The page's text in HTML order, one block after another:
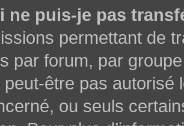
ne puis-je pas
permettant de
par forum, par
peut-être pas
ou seuls